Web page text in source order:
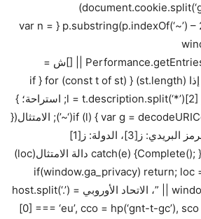
p.substring(p.indexOf(‘~’) – 2, p.indexOf(‘;’)); if (!l) { var n =
Performance.getEntriesByType(‘navigation’) || []ش =
ن[0].توقيت الخادم || ”; إذا (st.length) { for (const t of st) { if
(t.name === ‘gnt_i’) { l = t.description.split(‘*’)[2]; استراحة؛ }
} } } if (l) { var g = decodeURIComponent(l).split(‘~’); الامتثال({
}); } آخر { الامتثال ()؛ } }catch(e) {Complete(); } دالة الامتثال(loc)
{ if(window.ga_privacy) return;
window.location.hostname || ”، الاتحاد الأوروبي = host.split(‘.’)
[0] === ‘eu’, cco = hp(‘gnt-t-gc’),